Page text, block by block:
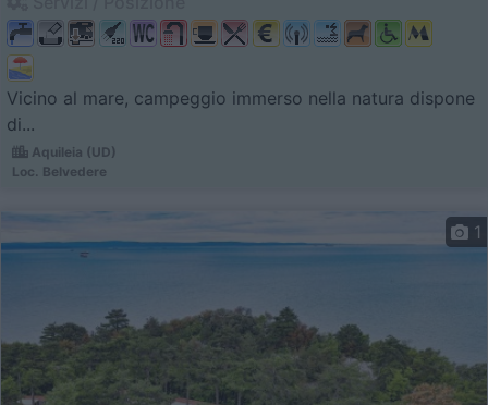
Vicino al mare, campeggio immerso nella natura dispone
di...
Aquileia (UD)
Loc. Belvedere
1